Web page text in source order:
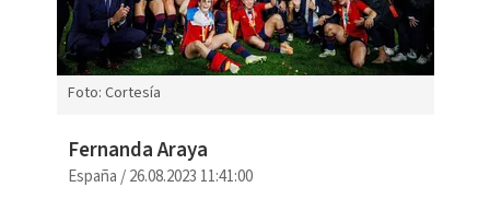
Foto: Cortesía
Fernanda Araya
España /26.08.2023 11:41:00